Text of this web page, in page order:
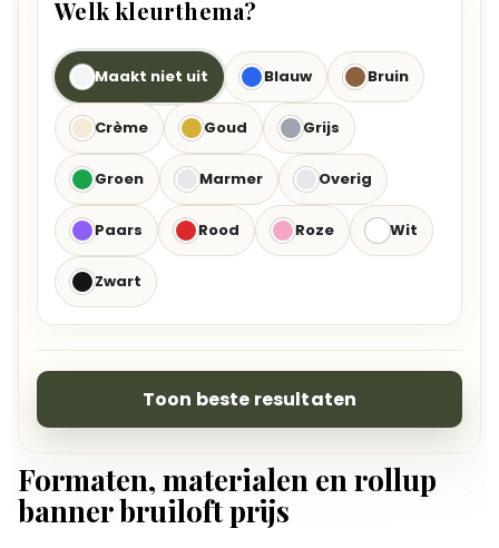
Welk kleurthema?
Maakt niet uit Blauw Bruin
Crème Goud Grijs
Groen Marmer Overig
Paars Rood Roze Wit
Zwart
Toon beste resultaten
Formaten, materialen en rollup
banner bruiloft prijs